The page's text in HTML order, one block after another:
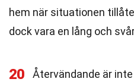
hem när situationen
dock vara en lång och
20 Återvändande är